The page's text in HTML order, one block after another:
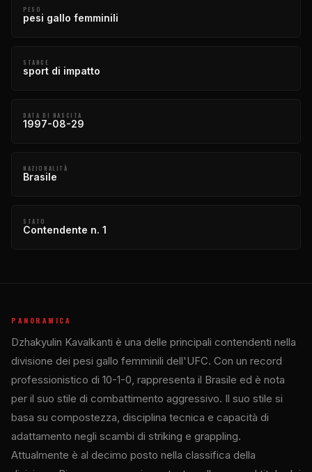
PESO
pesi gallo femminili
STANCE
sport di impatto
DATA DI NASCITA
1997-08-29
NAZIONALITÀ
Brasile
STATO
Contendente n. 1
PANORAMICA
Dzhakyulin Kavalkanti è una delle principali contendenti nella
divisione dei pesi gallo femminili dell'UFC. Con un record
professionistico di 10-1-0, rappresenta il Brasile ed è nota
per il suo stile di combattimento aggressivo. Il suo stile si
basa su compostezza, disciplina tecnica e capacità di
adattamento negli scambi di striking e grappling.
Attualmente è al decimo posto nella classifica della